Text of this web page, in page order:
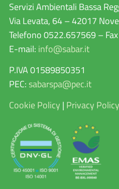
Servizi Ambientali Bassa
Via Levata, 64 – 42017
Telefono 0522.657569 –
E-mail: info@sabar.it
P.IVA 01589850351
PEC: sabarspa@pec.it
Cookie Policy | Privacy Policy